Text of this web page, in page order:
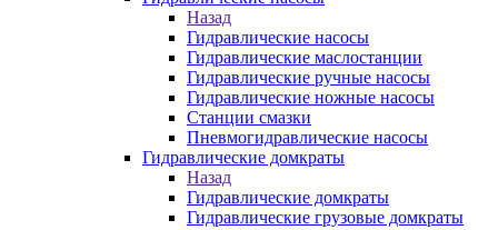
Назад
Гидравлические насосы
Гидравлические маслостанции
Гидравлические ручные насосы
Гидравлические ножные насосы
Станции смазки
Пневмогидравлические насосы
Гидравлические домкраты
Назад
Гидравлические домкраты
Гидравлические грузовые домкраты